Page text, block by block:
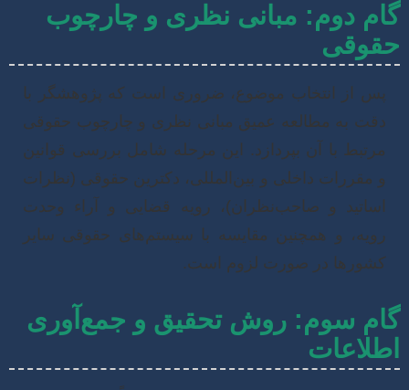
دوم: مبانی نظری و چارچوب
از انتخاب موضوع، ضروری است که پژوهشگر با
به مطالعه عمیق مبانی نظری و چارچوب حقوقی
با آن بپردازد. این مرحله شامل بررسی قوانین
مقررات داخلی و بین‌المللی، دکترین حقوقی (نظرات
و صاحب‌نظران)، رویه قضایی و آراء وحدت
و همچنین مقایسه با سیستم‌های حقوقی سایر
در صورت لزوم است.
سوم: روش تحقیق و جمع‌آوری